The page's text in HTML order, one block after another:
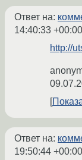
Ответ на:
14:40:33 +00:00
http://
Ответ на:
19:50:44 +00:00